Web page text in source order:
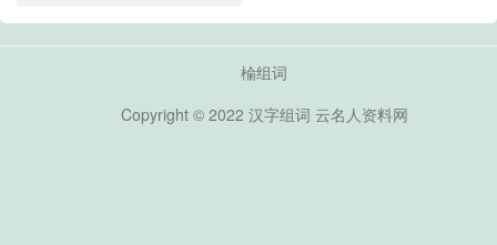
棆组词
Copyright © 2022 汉字组词 云名人资料网